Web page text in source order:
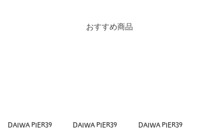
おすすめ商品
DAIWA PIER39
DAIWA PIER39
DAIWA PIER39